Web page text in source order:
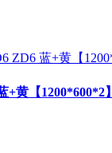
黄【1200*600*2】